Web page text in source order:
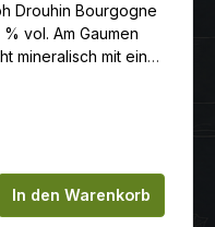
Drouhin Bourgogne
vol. Am Gaumen
mineralisch mit einer
mit
den
In den Warenkorb